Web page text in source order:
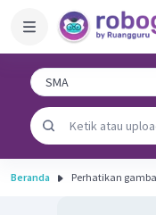
Beranda